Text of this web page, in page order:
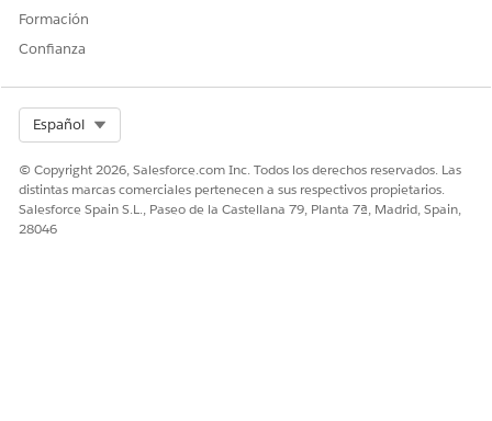
Formación
Confianza
Español
© Copyright 2026, Salesforce.com Inc. Todos los derechos reservados. Las
distintas marcas comerciales pertenecen a sus respectivos propietarios.
Salesforce Spain S.L., Paseo de la Castellana 79, Planta 7ª, Madrid, Spain,
28046